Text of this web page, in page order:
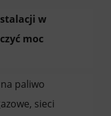
w
moc
paliwo
sieci